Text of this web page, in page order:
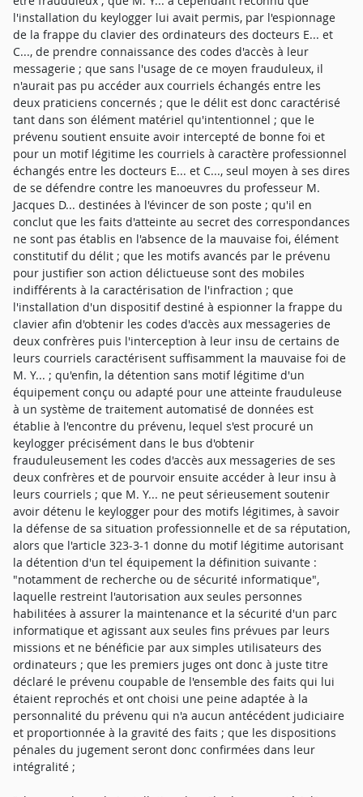
l'installation du keylogger lui avait permis, par l'espionnage
de la frappe du clavier des ordinateurs des docteurs E... et
C..., de prendre connaissance des codes d'accès à leur
messagerie ; que sans l'usage de ce moyen frauduleux, il
n'aurait pas pu accéder aux courriels échangés entre les
deux praticiens concernés ; que le délit est donc caractérisé
tant dans son élément matériel qu'intentionnel ; que le
prévenu soutient ensuite avoir intercepté de bonne foi et
pour un motif légitime les courriels à caractère professionnel
échangés entre les docteurs E... et C..., seul moyen à ses dires
de se défendre contre les manoeuvres du professeur M.
Jacques D... destinées à l'évincer de son poste ; qu'il en
conclut que les faits d'atteinte au secret des correspondances
ne sont pas établis en l'absence de la mauvaise foi, élément
constitutif du délit ; que les motifs avancés par le prévenu
pour justifier son action délictueuse sont des mobiles
indifférents à la caractérisation de l'infraction ; que
l'installation d'un dispositif destiné à espionner la frappe du
clavier afin d'obtenir les codes d'accès aux messageries de
deux confrères puis l'interception à leur insu de certains de
leurs courriels caractérisent suffisamment la mauvaise foi de
M. Y... ; qu'enfin, la détention sans motif légitime d'un
équipement conçu ou adapté pour une atteinte frauduleuse
à un système de traitement automatisé de données est
établie à l'encontre du prévenu, lequel s'est procuré un
keylogger précisément dans le bus d'obtenir
frauduleusement les codes d'accès aux messageries de ses
deux confrères et de pourvoir ensuite accéder à leur insu à
leurs courriels ; que M. Y... ne peut sérieusement soutenir
avoir détenu le keylogger pour des motifs légitimes, à savoir
la défense de sa situation professionnelle et de sa réputation,
alors que l'article 323-3-1 donne du motif légitime autorisant
la détention d'un tel équipement la définition suivante :
"notamment de recherche ou de sécurité informatique",
laquelle restreint l'autorisation aux seules personnes
habilitées à assurer la maintenance et la sécurité d'un parc
informatique et agissant aux seules fins prévues par leurs
missions et ne bénéficie par aux simples utilisateurs des
ordinateurs ; que les premiers juges ont donc à juste titre
déclaré le prévenu coupable de l'ensemble des faits qui lui
étaient reprochés et ont choisi une peine adaptée à la
personnalité du prévenu qui n'a aucun antécédent judiciaire
et proportionnée à la gravité des faits ; que les dispositions
pénales du jugement seront donc confirmées dans leur
intégralité ;